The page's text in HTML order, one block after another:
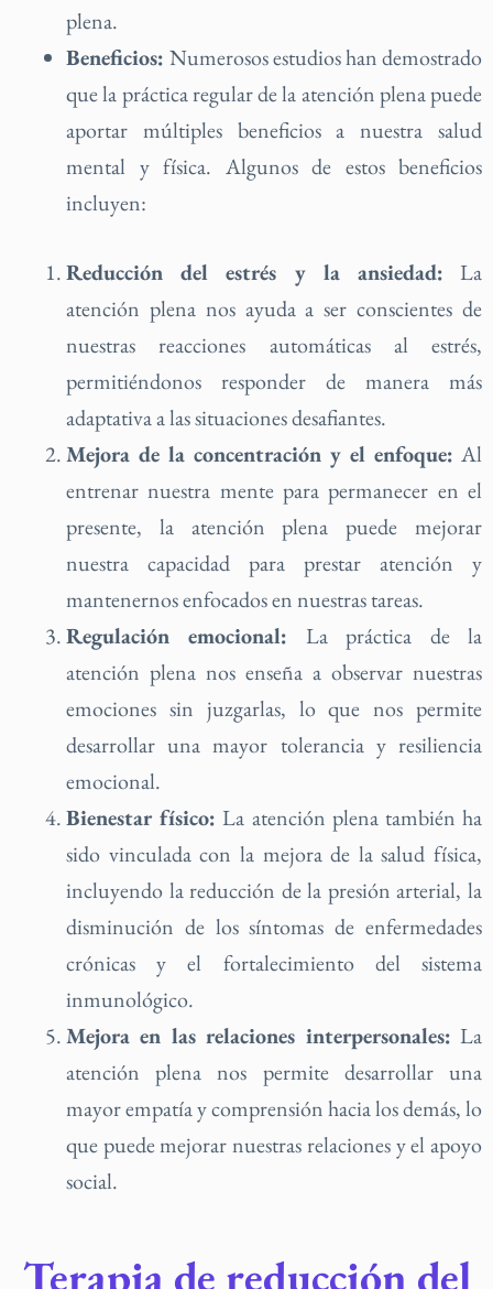
plena.
Beneficios: Numerosos estudios han demostrado
que la práctica regular de la atención plena puede
aportar múltiples beneficios a nuestra salud
mental y física. Algunos de estos beneficios
incluyen:
Reducción del estrés y la ansiedad: La
atención plena nos ayuda a ser conscientes de
nuestras reacciones automáticas al estrés,
permitiéndonos responder de manera más
adaptativa a las situaciones desafiantes.
Mejora de la concentración y el enfoque: Al
entrenar nuestra mente para permanecer en el
presente, la atención plena puede mejorar
nuestra capacidad para prestar atención y
mantenernos enfocados en nuestras tareas.
Regulación emocional: La práctica de la
atención plena nos enseña a observar nuestras
emociones sin juzgarlas, lo que nos permite
desarrollar una mayor tolerancia y resiliencia
emocional.
Bienestar físico: La atención plena también ha
sido vinculada con la mejora de la salud física,
incluyendo la reducción de la presión arterial, la
disminución de los síntomas de enfermedades
crónicas y el fortalecimiento del sistema
inmunológico.
Mejora en las relaciones interpersonales: La
atención plena nos permite desarrollar una
mayor empatía y comprensión hacia los demás, lo
que puede mejorar nuestras relaciones y el apoyo
social.
Terapia de reducción del